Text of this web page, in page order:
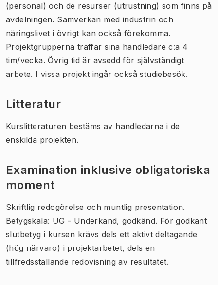
(personal) och de resurser (utrustning) som finns på
avdelningen. Samverkan med industrin och
näringslivet i övrigt kan också förekomma.
Projektgrupperna träffar sina handledare c:a 4
tim/vecka. Övrig tid är avsedd för självständigt
arbete. I vissa projekt ingår också studiebesök.
Litteratur
Kurslitteraturen bestäms av handledarna i de
enskilda projekten.
Examination inklusive obligatoriska
moment
Skriftlig redogörelse och muntlig presentation.
Betygskala: UG - Underkänd, godkänd. För godkänt
slutbetyg i kursen krävs dels ett aktivt deltagande
(hög närvaro) i projektarbetet, dels en
tillfredsställande redovisning av resultatet.